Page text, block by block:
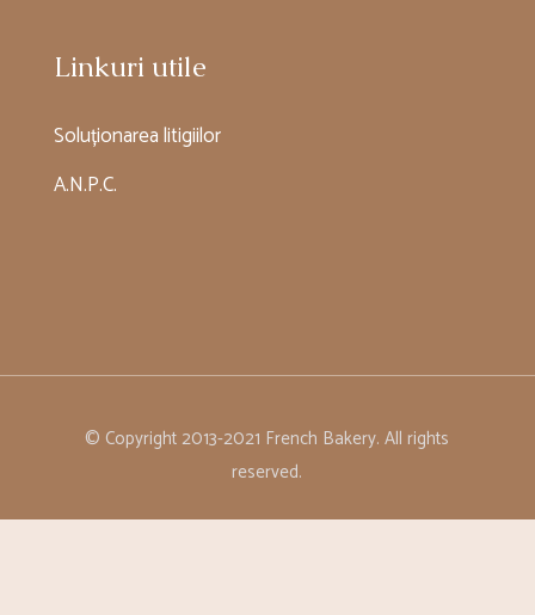
Linkuri utile
Soluționarea litigiilor
A.N.P.C.
© Copyright 2013-2021 French Bakery. All rights
reserved.